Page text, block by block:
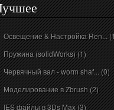
Освещение & Настройка Ren...
Пружина (solidWorks) (1)
Червячный вал - worm shaf... (0)
Моделирование в Zbrush (2)
IES файлы в 3Ds Max (3)